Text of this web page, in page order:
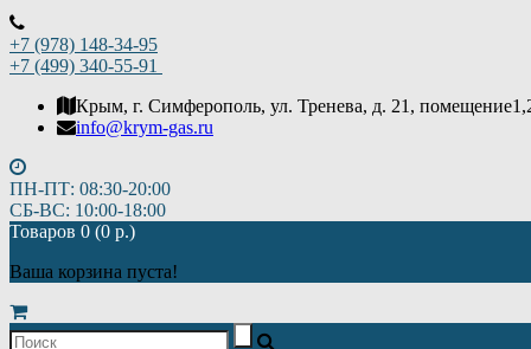
+7 (978) 148-34-95
+7 (499) 340-55-91 ​
Крым, г. Симферополь, ул. Тренева, д. 21,
info@krym-gas.ru
ПН-ПТ: 08:30-20:00
СБ-ВС: 10:00-18:00
Товаров 0 (0 р.)
Ваша корзина пуста!